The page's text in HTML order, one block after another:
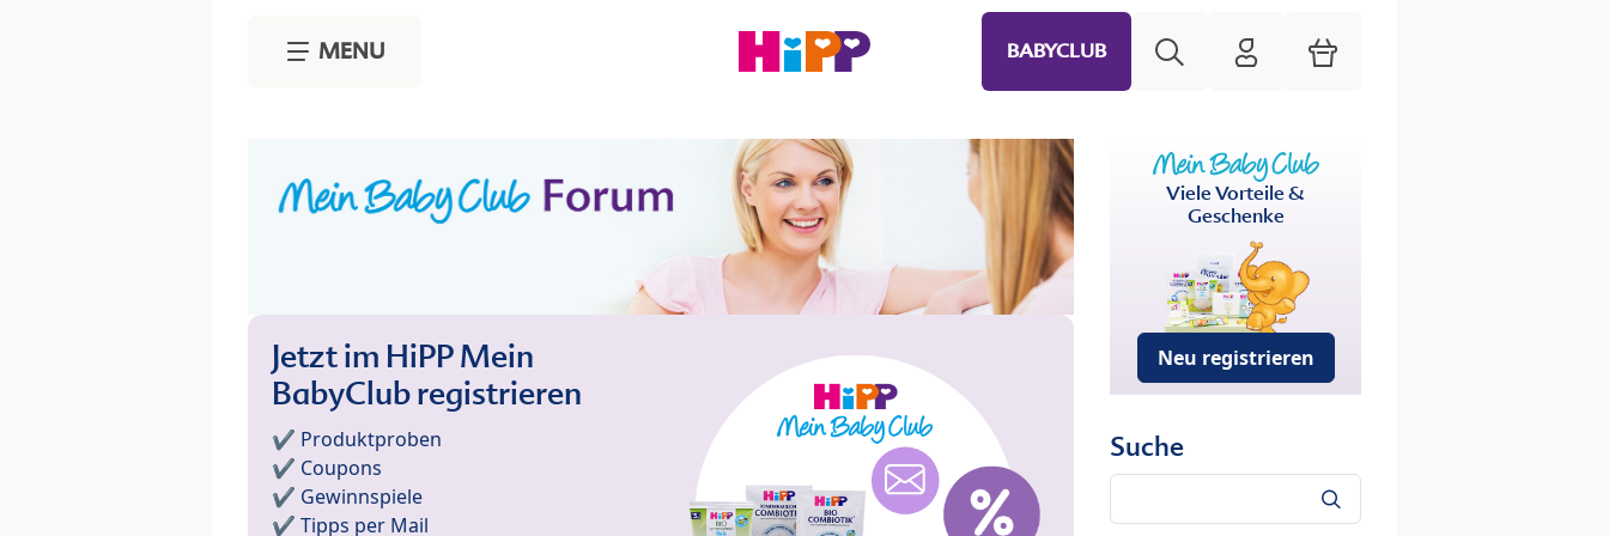
MENU BABYCLUB HiPP Mein Babyclub
Warenkorb
Jetzt im HiPP Mein
BabyClub registrieren
✔️ Produktproben
✔️ Coupons
✔️ Gewinnspiele
✔️ Tipps per Mail
Viele Vorteile &
Geschenke
Neu registrieren
Suche